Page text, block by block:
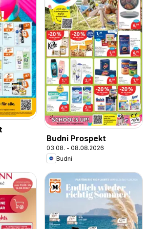
Budni Prospekt
03.08. - 08.08.2026
Budni